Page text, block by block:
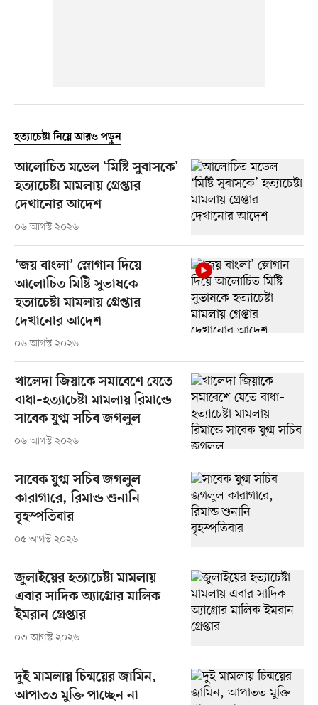
হত্যাচেষ্টা নিয়ে আরও পড়ুন
আলোচিত মডেল ‘মিষ্টি সুবাসকে’
হত্যাচেষ্টা মামলায় গ্রেপ্তার
দেখানোর আদেশ
০৬ আগস্ট ২০২৬
‘জয় বাংলা’ স্লোগান দিয়ে
আলোচিত মিষ্টি সুভাষকে
হত্যাচেষ্টা মামলায় গ্রেপ্তার
দেখানোর আদেশ
০৬ আগস্ট ২০২৬
খালেদা জিয়াকে সমাবেশে যেতে
বাধা–হত্যাচেষ্টা মামলায় রিমান্ডে
সাবেক যুগ্ম সচিব জগলুল
০৬ আগস্ট ২০২৬
সাবেক যুগ্ম সচিব জগলুল
কারাগারে, রিমান্ড শুনানি
বৃহস্পতিবার
০৫ আগস্ট ২০২৬
জুলাইয়ের হত্যাচেষ্টা মামলায়
এবার সাদিক অ্যাগ্রোর মালিক
ইমরান গ্রেপ্তার
০৩ আগস্ট ২০২৬
দুই মামলায় চিন্ময়ের জামিন,
আপাতত মুক্তি পাচ্ছেন না